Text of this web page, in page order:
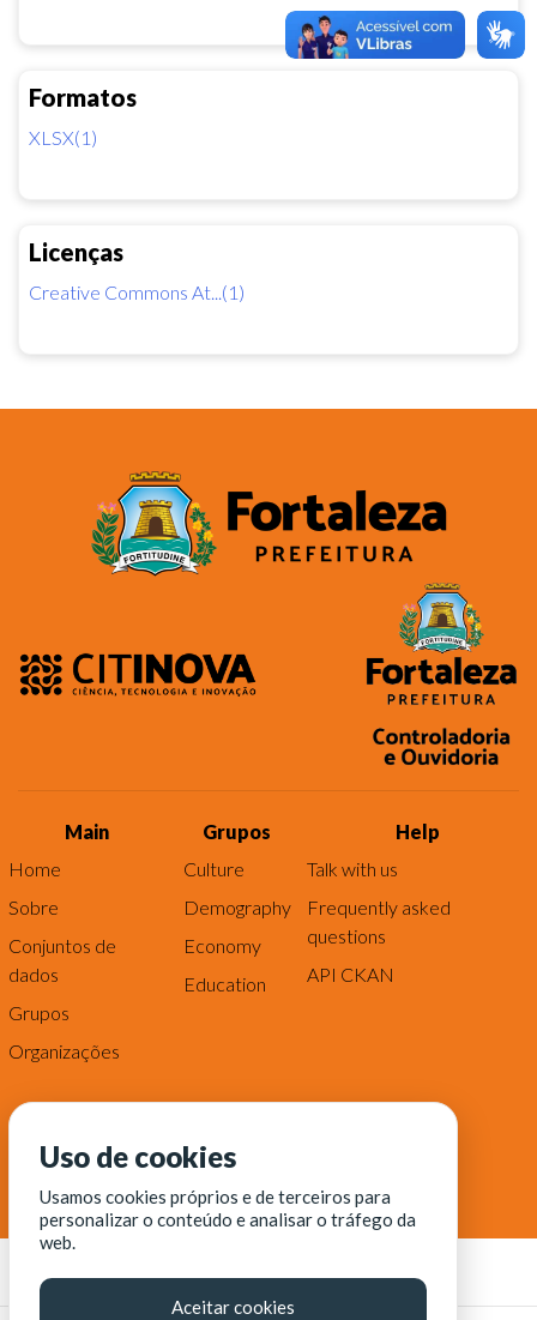
Formatos
XLSX(1)
Licenças
Creative Commons At...(1)
Main
Home
Sobre
Conjuntos de
dados
Grupos
Organizações
Grupos
Culture
Demography
Economy
Education
Help
Talk with us
Frequently asked
questions
API CKAN
Uso de cookies
Usamos cookies próprios e de terceiros para
personalizar o conteúdo e analisar o tráfego da
web.
Aceitar cookies